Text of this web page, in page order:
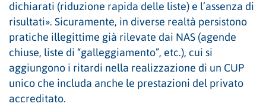
dichiarati (riduzione rapida delle liste) e l’assenza di
risultati». Sicuramente, in diverse realtà persistono
pratiche illegittime già rilevate dai NAS (agende
chiuse, liste di “galleggiamento”, etc.), cui si
aggiungono i ritardi nella realizzazione di un CUP
unico che includa anche le prestazioni del privato
accreditato.